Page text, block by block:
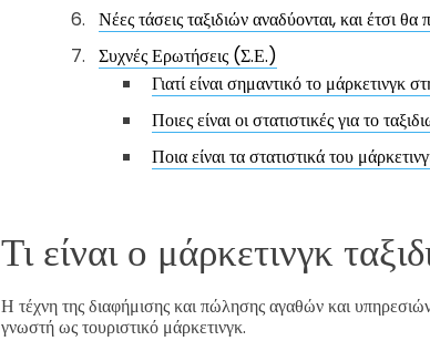
Νέες τάσεις ταξιδιών αναδύονται, και έτσι θα
Συχνές Ερωτήσεις (Σ.Ε.)
Γιατί είναι σημαντικό το μάρκετινγκ
Ποιες είναι οι στατιστικές για το
Ποια είναι τα στατιστικά του
Τι είναι ο μάρκετινγκ
Η τέχνη της διαφήμισης και πώλησης αγαθών και υπηρεσιών
γνωστή ως τουριστικό μάρκετινγκ.